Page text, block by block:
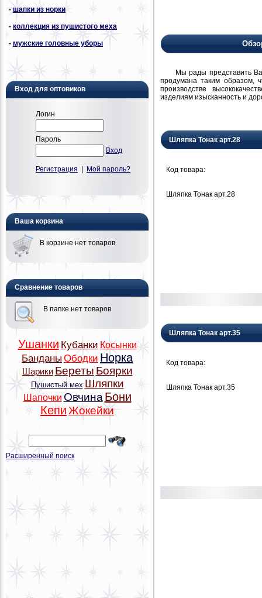
-шапки из норки
- коллекция из пушистого меха
- мужские головные уборы
Вход для оптовиков
Логин
Пароль
Вход
Регистрация Мой пароль?
Ваша корзина
В корзине нет товаров
Сравнение товаров
В папке нет товаров
Ушанки Кубанки Косынки
Банданы Ободки Норка
Шарики Береты Боярки
Пушистый мех Шляпки
Шапочки Овчина Бони
Кепи Жокейки
Расширенный поиск
Мы рады представить Вам
продумана таким образом,
производстве
изделиям изысканность и
Шляпка Тонак арт.28
Код товара:
Шляпка Тонак арт.28
Шляпка Тонак арт.35
Код товара:
Шляпка Тонак арт.35